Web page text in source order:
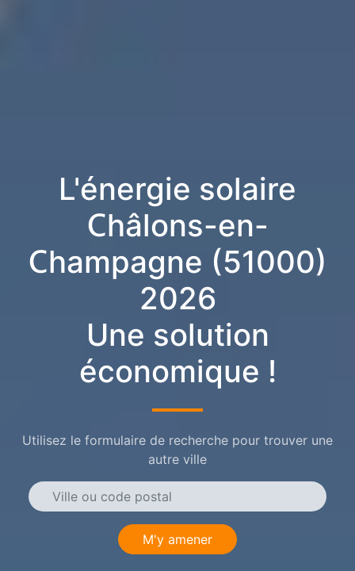
L'énergie solaire
Châlons-en-
Champagne (51000)
2026
Une solution
économique !
Utilisez le formulaire de recherche pour trouver une
autre ville
M'y amener